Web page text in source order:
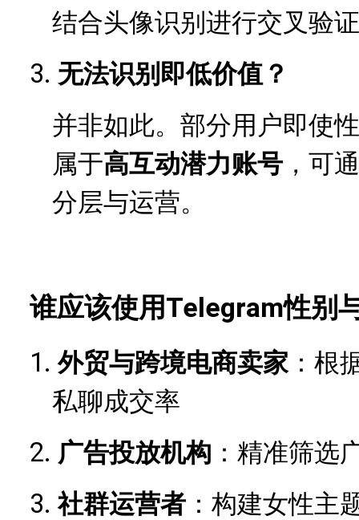
结合头像识别进行交叉验
3. 无法识别即低价值？
并非如此。部分用户即使
属于高互动潜力账号 ，可
分层与运营。
谁应该使用Telegram性别
1.外贸与跨境电商卖家 ：根
私聊成交率
2. 广告投放机构 ：精准筛选
3.社群运营者 ：构建女性主